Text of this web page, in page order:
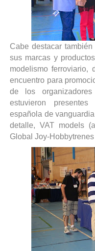
Cabe destacar
sus marcas y
modelismo ferroviario,
encuentro para
de los
estuvieron
española de
detalle, VAT models
Global Joy-